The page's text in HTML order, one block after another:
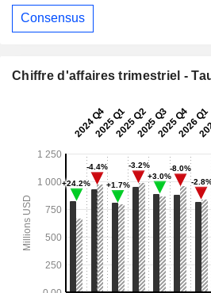
Consensus
Chiffre d'affaires trimestriel -